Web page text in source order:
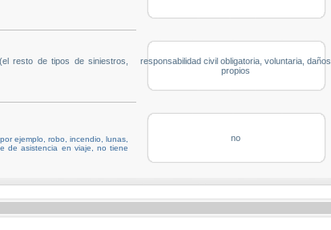
resto de tipos de siniestros,
responsabilidad civil obligatoria, voluntaria, daños
propios
ejemplo, robo, incendio, lunas,
de asistencia en viaje, no tiene
no